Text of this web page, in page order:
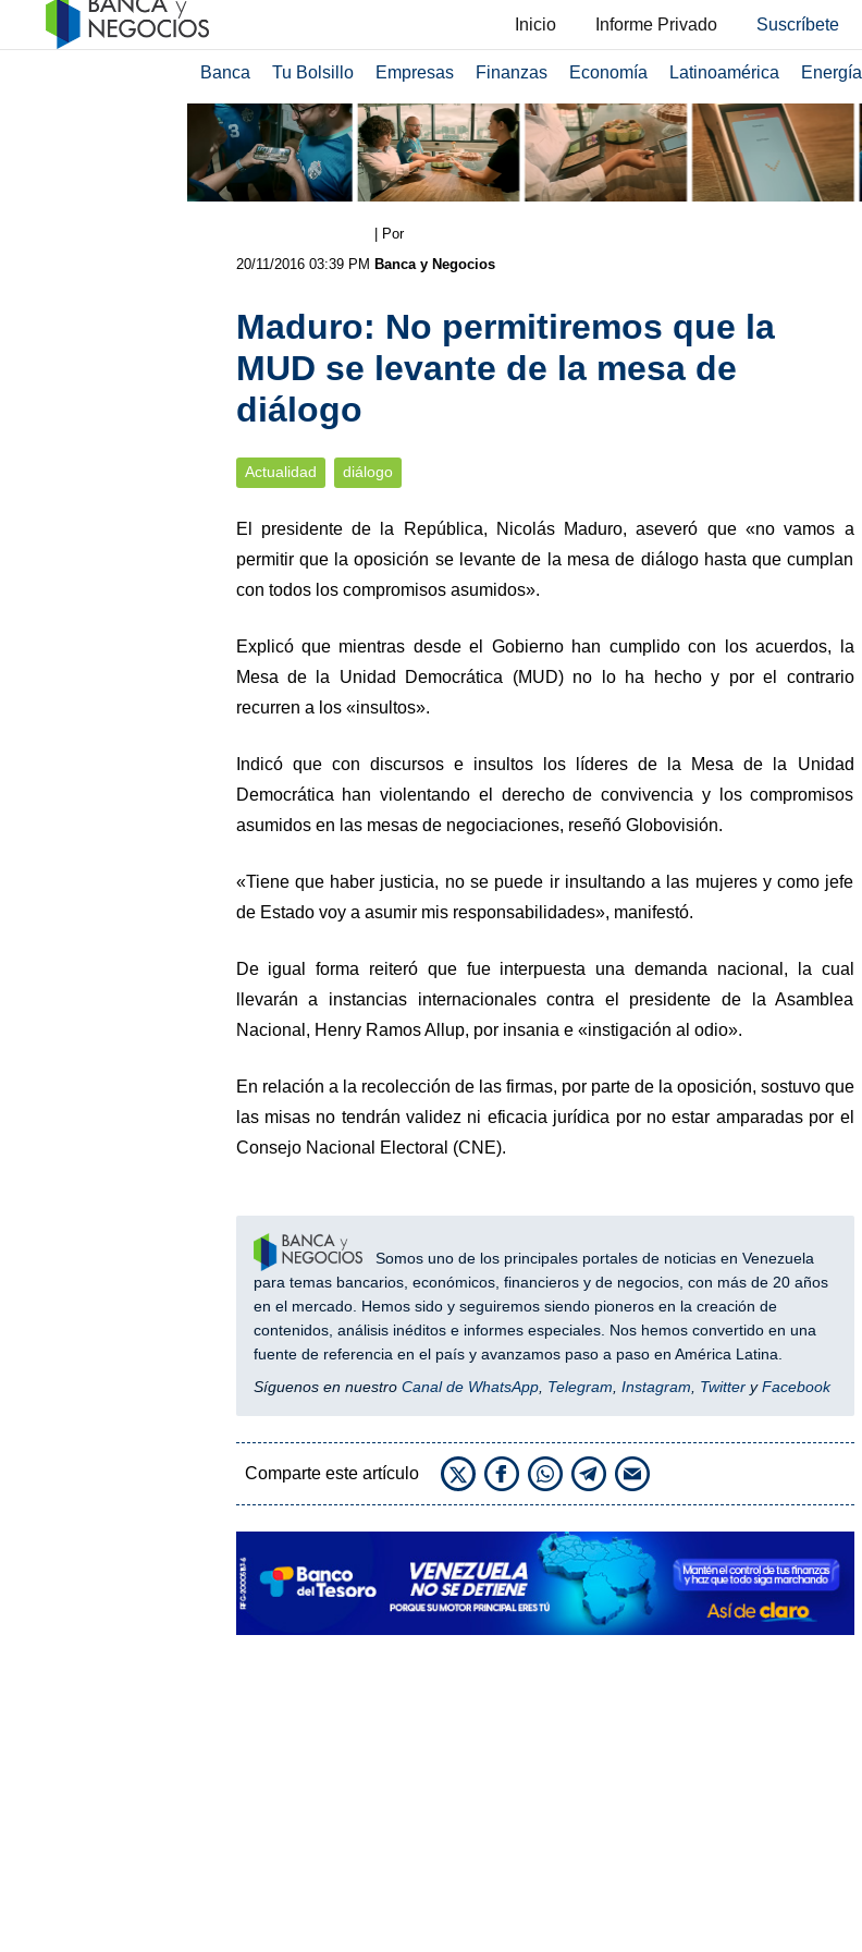
Inicio Informe Privado Suscríbete
Banca Tu Bolsillo Empresas Finanzas Economía Latinoamérica Energía
20/11/2016 03:39 PM
| Por
Banca y Negocios
Maduro: No permitiremos que la
MUD se levante de la mesa de
diálogo
Actualidad diálogo
El presidente de la República, Nicolás Maduro, aseveró que «no vamos a
permitir que la oposición se levante de la mesa de diálogo hasta que cumplan
con todos los compromisos asumidos».
Explicó que mientras desde el Gobierno han cumplido con los acuerdos, la
Mesa de la Unidad Democrática (MUD) no lo ha hecho y por el contrario
recurren a los «insultos».
Indicó que con discursos e insultos los líderes de la Mesa de la Unidad
Democrática han violentando el derecho de convivencia y los compromisos
asumidos en las mesas de negociaciones, reseñó Globovisión.
«Tiene que haber justicia, no se puede ir insultando a las mujeres y como jefe
de Estado voy a asumir mis responsabilidades», manifestó.
De igual forma reiteró que fue interpuesta una demanda nacional, la cual
llevarán a instancias internacionales contra el presidente de la Asamblea
Nacional, Henry Ramos Allup, por insania e «instigación al odio».
En relación a la recolección de las firmas, por parte de la oposición, sostuvo que
las misas no tendrán validez ni eficacia jurídica por no estar amparadas por el
Consejo Nacional Electoral (CNE).
Somos uno de los principales portales de noticias en Venezuela
para temas bancarios, económicos, financieros y de negocios, con más de 20 años
en el mercado. Hemos sido y seguiremos siendo pioneros en la creación de
contenidos, análisis inéditos e informes especiales. Nos hemos convertido en una
fuente de referencia en el país y avanzamos paso a paso en América Latina.
Síguenos en nuestro Canal de WhatsApp, Telegram Instagram TwitteryFacebook
Comparte este artículo